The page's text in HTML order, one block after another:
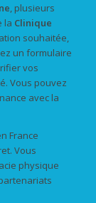
, plusieurs
la Clinique
souhaitée,
un formulaire
vos
Vous pouvez
avec la
France
Vous
physique